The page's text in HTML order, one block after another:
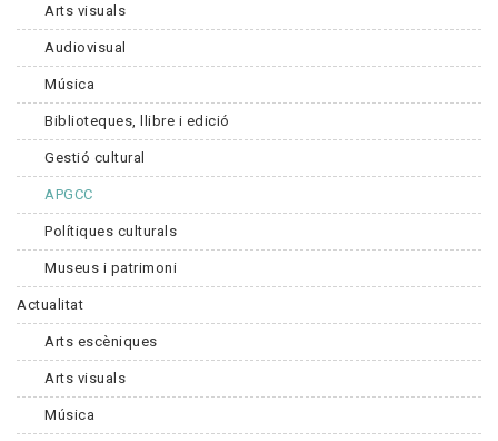
Arts visuals
Audiovisual
Música
Biblioteques, llibre i edició
Gestió cultural
APGCC
Polítiques culturals
Museus i patrimoni
Actualitat
Arts escèniques
Arts visuals
Música